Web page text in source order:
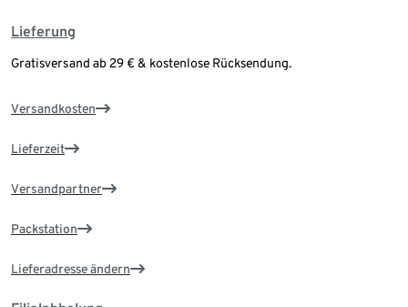
Lieferung
Gratisversand ab 29 € & kostenlose Rücksendung.
Versandkosten
Lieferzeit
Versandpartner
Packstation
Lieferadresse ändern